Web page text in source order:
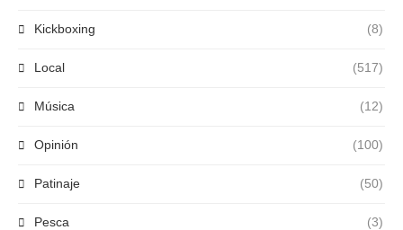
Kickboxing (8)
Local (517)
Música (12)
Opinión (100)
Patinaje (50)
Pesca (3)